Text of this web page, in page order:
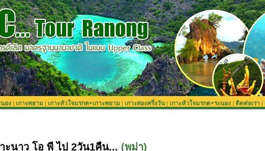
อง | เกาะพยาม | เกาะหัวใจมรกต+เกาะพยาม | เกาะสองครึ่งวัน| เกาะหัวใจมรกต+ระนอง | ติดต่อเรา |
าะนาว โอ พี ไป 2วัน1คืน... (พม่า)